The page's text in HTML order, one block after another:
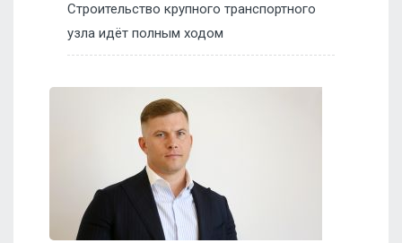
Строительство крупного транспортного
узла идёт полным ходом